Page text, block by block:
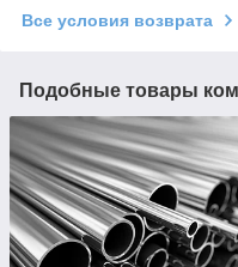
Все условия возврата
Подобные товары